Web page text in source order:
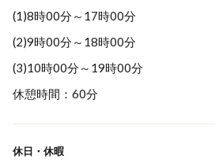
(1)8時00分～17時00分
(2)9時00分～18時00分
(3)10時00分～19時00分
休憩時間：60分
休日・休暇